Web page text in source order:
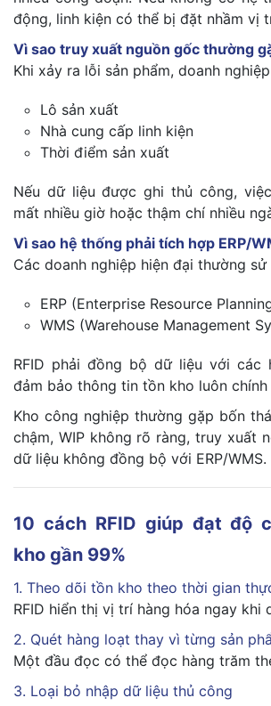
động, linh kiện có thể bị đặt nhầm vị
Vì sao truy xuất nguồn gốc thường
Khi xảy ra lỗi sản phẩm, doanh
Lô sản xuất
Nhà cung cấp linh kiện
Thời điểm sản xuất
Nếu dữ liệu được ghi thủ công,
mất nhiều giờ hoặc thậm chí nhiều
Vì sao hệ thống phải tích hợp ERP/
Các doanh nghiệp hiện đại thường sử
ERP (Enterprise Resource
WMS (Warehouse Management
RFID phải đồng bộ dữ liệu với các
đảm bảo thông tin tồn kho luôn chính
Kho công nghiệp thường gặp bốn
chậm, WIP không rõ ràng, truy xuất
dữ liệu không đồng bộ với ERP/WMS.
10 cách RFID giúp đạt độ
kho gần 99%
1. Theo dõi tồn kho theo thời gian
RFID hiển thị vị trí hàng hóa ngay khi
2. Quét hàng loạt thay vì từng sản
Một đầu đọc có thể đọc hàng trăm
3. Loại bỏ nhập dữ liệu thủ công